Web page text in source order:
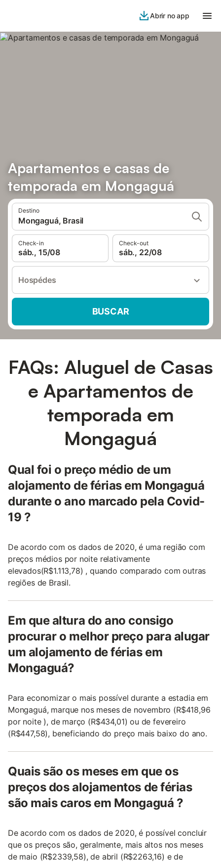
Abrir no app
Apartamentos e casas de
temporada em Mongaguá
Destino
Mongaguá, Brasil
Check-in
sáb., 15/08
Check-out
sáb., 22/08
Hospédes
BUSCAR
FAQs: Aluguel de Casas
e Apartamentos de
temporada em
Mongaguá
Qual foi o preço médio de um
alojamento de férias em Mongaguá
durante o ano marcado pela Covid-
19 ?
De acordo com os dados de 2020, é uma região com
preços médios por noite relativamente
elevados(R$1.113,78) , quando comparado com outras
regiões de Brasil.
Em que altura do ano consigo
procurar o melhor preço para alugar
um alojamento de férias em
Mongaguá?
Para economizar o mais possível durante a estadia em
Mongaguá, marque nos meses de novembro (R$418,96
por noite ), de março (R$434,01) ou de fevereiro
(R$447,58), beneficiando do preço mais baixo do ano.
Quais são os meses em que os
preços dos alojamentos de férias
são mais caros em Mongaguá ?
De acordo com os dados de 2020, é possível concluir
que os preços são, geralmente, mais altos nos meses
de maio (R$2339,58), de abril (R$2263,16) e de